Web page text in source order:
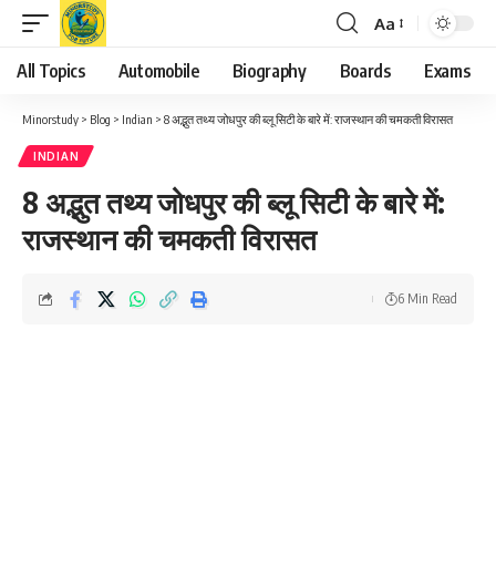
Font
Resizer
Aa
All Topics Automobile Biography Boards Exams
Minorstudy > Blog > Indian > 8 अद्भुत तथ्य जोधपुर की ब्लू सिटी के बारे में: राजस्थान की चमकती विरासत
INDIAN
8 अद्भुत तथ्य जोधपुर की ब्लू सिटी के बारे में:
राजस्थान की चमकती विरासत
6 Min Read